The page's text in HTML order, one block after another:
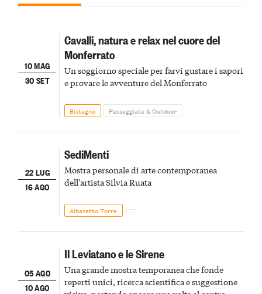
10 MAG
30 SET
Cavalli, natura e relax nel cuore del
Monferrato
Un soggiorno speciale per farvi gustare i sapori
e provare le avventure del Monferrato
Bistagno Passeggiate & Outdoor
22 LUG
16 AGO
SediMenti
Mostra personale di arte contemporanea
dell'artista Silvia Ruata
Albaretto Torre
05 AGO
10 AGO
Il Leviatano e le Sirene
Una grande mostra temporanea che fonde
reperti unici, ricerca scientifica e suggestione